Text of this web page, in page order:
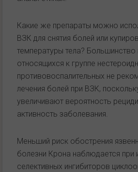
Какие же препараты можно
ВЗК для снятия болей или
температуры тела?
относящихся к группе
противовоспалительных не
лечения болей при ВЗК,
увеличивают вероятность
активность заболевания.
Меньший риск обострения
болезни Крона наблюдается при
селективных ингибиторов